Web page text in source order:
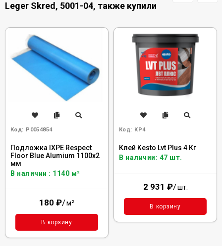
Leger Skred, 5001-04, также купили
Код: Р0054854
Подложка IXPE Respect
Floor Blue Alumium 1100х2
мм
В наличии : 1140 м²
180 ₽/м²
В корзину
Код: KP4
Клей Kesto Lvt Plus 4 Кг
В наличии: 47 шт.
2 931 ₽/шт.
В корзину